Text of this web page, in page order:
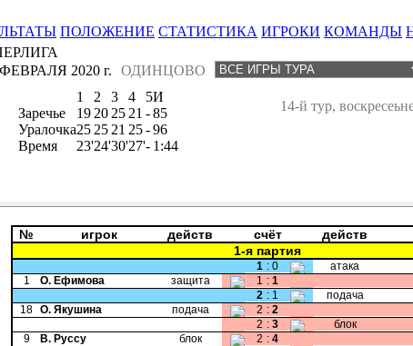
ПОЛОЖЕНИЕ СТАТИСТИКА ИГРОКИ КОМАНДЫ
ОДИНЦОВО
2020 г.
14-й тур,
1 2 3 4 5И
Заречье
19 20 25 21 -85
Уралочка25 25 21 25-96
Время
23'24'30'27'- 1:44
№ игрок действ счёт действ
1-я партия
1 : 0 атака
1
О. Ефимова защита 1 : 1
2 : 1 подача
18 О. Якушина подача 2 : 2
2 : 3 блок
9
В. Руссу блок 2 : 4